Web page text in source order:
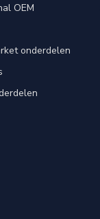
OEM
onderdelen